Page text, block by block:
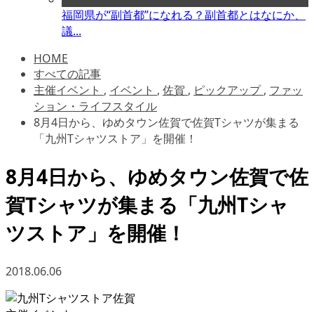
福岡県が“副首都”になれる？副首都とはなにか、
議...
HOME
すべての記事
主催イベント , イベント , 佐賀 , ピックアップ , ファッ
ション・ライフスタイル
8月4日から、ゆめタウン佐賀で佐賀Tシャツが集まる
「九州Tシャツストア」を開催！
8月4日から、ゆめタウン佐賀で佐
賀Tシャツが集まる「九州Tシャ
ツストア」を開催！
2018.06.06